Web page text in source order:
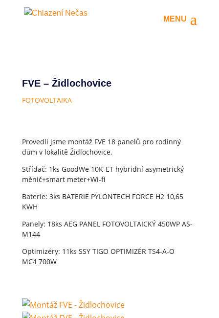
FVE – Židlochovice
FOTOVOLTAIKA
Provedli jsme montáž FVE 18 panelů pro rodinný
dům v lokalitě Židlochovice.
Střídač: 1ks GoodWe 10K-ET hybridní asymetrický
měnič+smart meter+Wi-fi
Baterie: 3ks BATERIE PYLONTECH FORCE H2 10,65
KWH
Panely: 18ks AEG PANEL FOTOVOLTAICKÝ 450WP AS-
M144
Optimizéry: 11ks SSY TIGO OPTIMIZÉR TS4-A-O
MC4 700W